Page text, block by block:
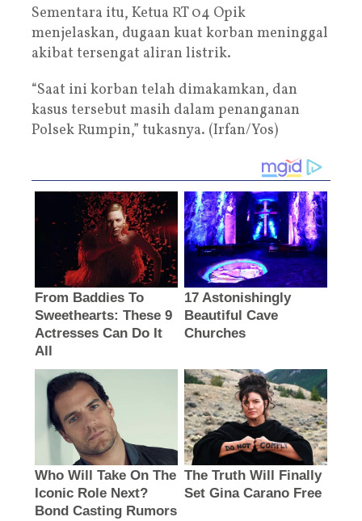
Sementara itu, Ketua RT 04 Opik
menjelaskan, dugaan kuat korban meninggal
akibat tersengat aliran listrik.
“Saat ini korban telah dimakamkan, dan
kasus tersebut masih dalam penanganan
Polsek Rumpin,” tukasnya. (Irfan/Yos)